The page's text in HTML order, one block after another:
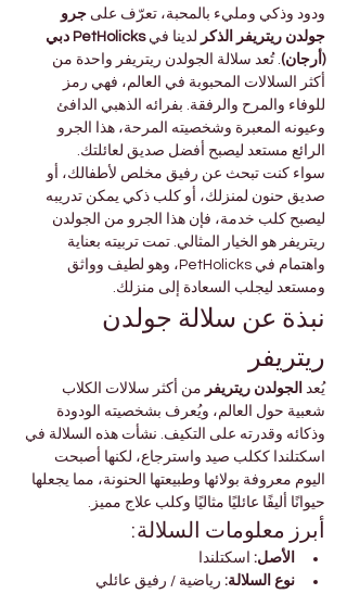
ودود وذكي ومليء بالمحبة، تعرّف على جرو
جولدن ريتريفر الذكر لدينا في
PetHolicks دبي
(أرجان) . تُعد سلالة الجولدن ريتريفر واحدة من
أكثر السلالات المحبوبة في العالم، فهي رمز
للوفاء والمرح والرفقة. بفرائه الذهبي الدافئ
وعيونه المعبرة وشخصيته المرحة، هذا الجرو
الرائع مستعد ليصبح أفضل صديق لعائلتك.
سواء كنت تبحث عن رفيق مخلص لأطفالك، أو
صديق حنون لمنزلك، أو كلب ذكي يمكن تدريبه
ليصبح كلب خدمة، فإن هذا الجرو من الجولدن
ريتريفر هو الخيار المثالي. تمت تربيته بعناية
واهتمام في PetHolicks، وهو لطيف وواثق
ومستعد ليجلب السعادة إلى منزلك.
نبذة عن سلالة جولدن
ريتريفر
يُعد الجولدن ريتريفر من أكثر سلالات الكلاب
شعبية حول العالم، ويُعرف بشخصيته الودودة
وذكائه وقدرته على التكيف. نشأت هذه السلالة في
اسكتلندا ككلب صيد واسترجاع، لكنها أصبحت
اليوم معروفة بولائها وطبيعتها الحنونة، مما يجعلها
حيوانًا أليفًا عائليًا مثاليًا وكلب علاج مميز.
أبرز معلومات السلالة:
الأصل: اسكتلندا
نوع السلالة: رياضية / رفيق عائلي